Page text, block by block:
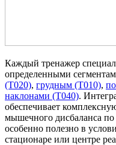
Каждый тренажер
определенными
(Т020), грудным (Т010),
наклонами (Т040).
обеспечивает
мышечного дисбаланса
особенно полезно в
стационаре или центре